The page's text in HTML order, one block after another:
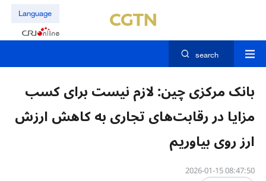
Language
search
بانک مرکزی چین: لازم نیست برای کسب
مزایا در رقابت‌های تجاری به کاهش ارزش
ارز روی بیاوریم
08:47:50 2026-01-15